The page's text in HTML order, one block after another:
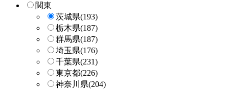
関東
茨城県(193)
栃木県(187)
群馬県(187)
埼玉県(176)
千葉県(231)
東京都(226)
神奈川県(204)